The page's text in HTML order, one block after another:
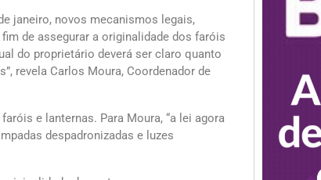
janeiro, novos mecanismos legais,
de assegurar a originalidade dos faróis
do proprietário deverá ser claro quanto
revela Carlos Moura, Coordenador de
e lanternas. Para Moura, “a lei agora
despadronizadas e luzes